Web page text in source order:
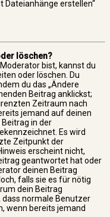
Dateianhänge erstellen“
löschen?
bist, kannst du
oder löschen. Du
du das „Ändere
Beitrag anklickst;
Zeitraum nach
jemand auf deinen
in der
Es wird
Zeitpunkt der
erscheint nicht,
geantwortet hat oder
deinen Beitrag
falls sie es für nötig
dein Beitrag
normale Benutzer
wenn bereits jemand